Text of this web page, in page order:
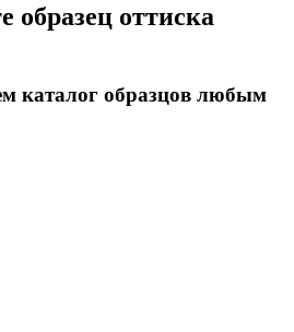
образец оттиска
каталог образцов любым